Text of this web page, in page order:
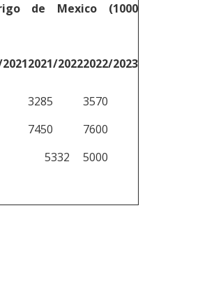
de Mexico (1000
2021/20222022/2023
3285
3570
7450
7600
5332
5000